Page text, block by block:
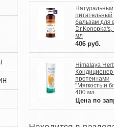
Натуральный
питательный
бальзам для
Dr.Konopka's,
мл
406 руб.
Himalaya
Кондиционер
протеинами
"Мягкость и
400 мл
Цена по